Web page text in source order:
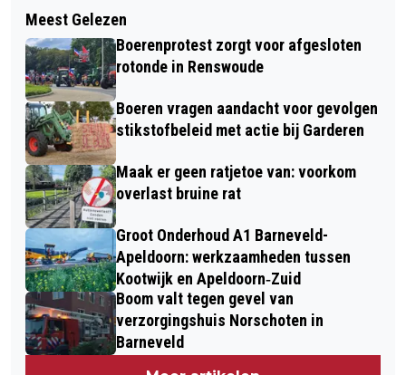
DRONKEN BESTUUR BOTST OP BOOM
MET BESTELBUS IN
KOOTWIJKERBROEK
BRAND DOOR KORTSLUITING IN
WONING BARNEVELD
Meest Gelezen
Boerenprotest zorgt voor afgesloten
rotonde in Renswoude
Boeren vragen aandacht voor gevolgen
stikstofbeleid met actie bij Garderen
Maak er geen ratjetoe van: voorkom
overlast bruine rat
Groot Onderhoud A1 Barneveld-
Apeldoorn: werkzaamheden tussen
Kootwijk en Apeldoorn‐Zuid
Boom valt tegen gevel van
verzorgingshuis Norschoten in
Barneveld